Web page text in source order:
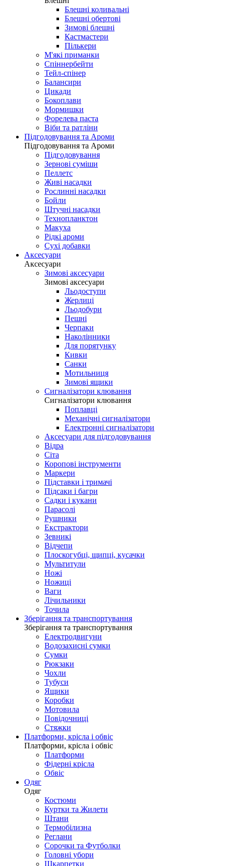
Блешні коливальні
Блешні обертові
Зимові блешні
Кастмастери
Пількери
М'які приманки
Спіннербейти
Тейл-спінер
Балансири
Цикади
Бокоплави
Мормишки
Форелева паста
Віби та ратліни
Підгодовування та Ароми
Підгодовування та Ароми
Підгодовування
Зернові суміши
Пеллетс
Живі насадки
Рослинні насадки
Бойли
Штучні насадки
Технопланктон
Макуха
Рідкі ароми
Сухі добавки
Аксесуари
Аксесуари
Зимові аксесуари
Зимові аксесуари
Льодоступи
Жерлиці
Льодобури
Пешні
Черпаки
Наколінники
Для порятунку
Кивки
Санки
Мотильниця
Зимові ящики
Сигналізатори клювання
Сигналізатори клювання
Поплавці
Механічні сигналізатори
Електронні сигналізатори
Аксесуари для підгодовування
Відра
Сіта
Коропові інструменти
Маркери
Підставки і тримачі
Підсаки і багри
Садки і кукани
Парасолі
Рушники
Екстрактори
Зевникі
Відчепи
Плоскогубці, щипці, кусачки
Мультитули
Ножі
Ножиці
Ваги
Лічильники
Точила
Зберігання та транспортування
Зберігання та транспортування
Електродвигуни
Водозахисні сумки
Сумки
Рюкзаки
Чохли
Тубуси
Ящики
Коробки
Мотовила
Повідочниці
Стяжки
Платформи, крісла і обвіс
Платформи, крісла і обвіс
Платформи
Фідерні крісла
Обвіс
Одяг
Одяг
Костюми
Куртки та Жилети
Штани
Термобілизна
Реглани
Сорочки та Футболки
Головні убори
Шкарпетки